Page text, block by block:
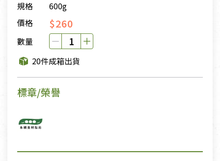
規格
600g
價格
$260
數量
20件成箱出貨
標章/榮譽